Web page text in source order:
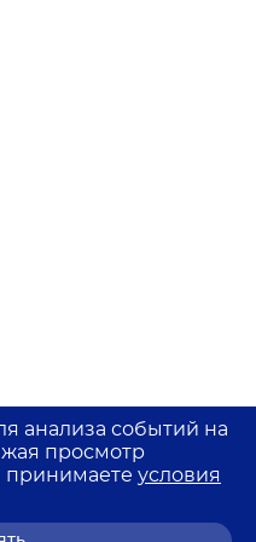
анализа событий на
просмотр
принимаете условия